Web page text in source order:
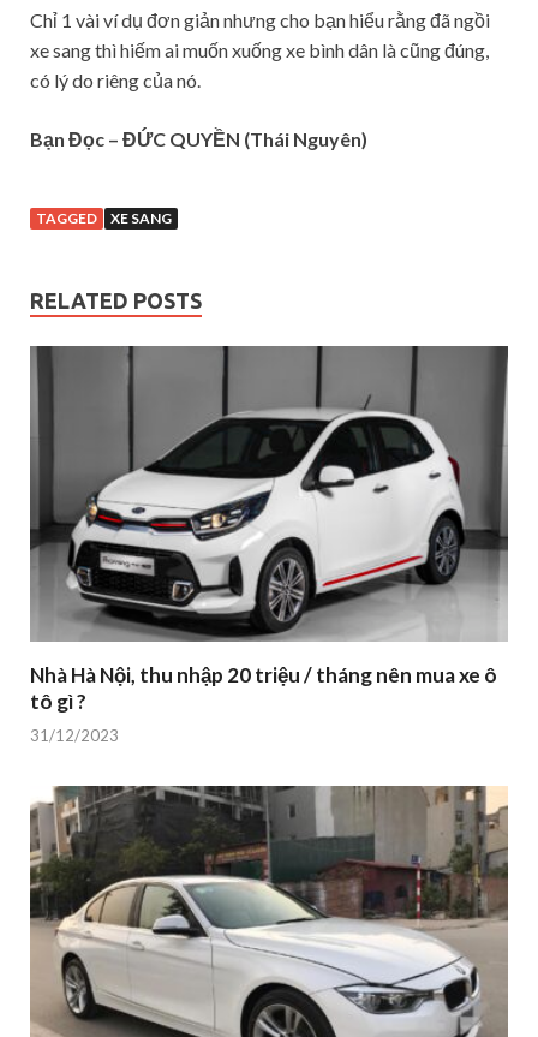
Chỉ 1 vài ví dụ đơn giản nhưng cho bạn hiểu rằng đã ngồi
xe sang thì hiếm ai muốn xuống xe bình dân là cũng đúng,
có lý do riêng của nó.
Bạn Đọc – ĐỨC QUYỀN (Thái Nguyên)
TAGGED XE SANG
RELATED POSTS
Nhà Hà Nội, thu nhập 20 triệu / tháng nên mua xe ô
tô gì ?
31/12/2023